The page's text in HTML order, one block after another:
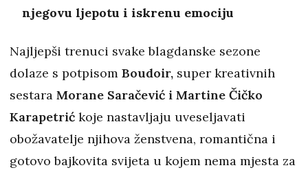
njegovu ljepotu i iskrenu emociju
Najljepši trenuci svake blagdanske sezone
dolaze s potpisom Boudoir, super kreativnih
sestara Morane Saračević i Martine Čičko
Karapetrić koje nastavljaju uveseljavati
obožavatelje njihova ženstvena, romantična i
gotovo bajkovita svijeta u kojem nema mjesta za